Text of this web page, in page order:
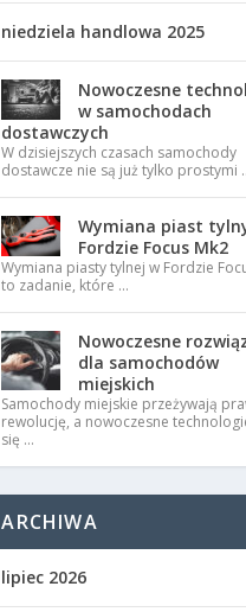
niedziela handlowa 2025
Nowoczesne
w samochodach
dostawczych
W dzisiejszych czasach samochody
dostawcze nie są już tylko prostymi
Wymiana piast
Fordzie Focus Mk2
Wymiana piasty tylnej w Fordzie
to zadanie, które …
Nowoczesne
dla samochodów
miejskich
Samochody miejskie przeżywają
rewolucję, a nowoczesne
się …
ARCHIWA
lipiec 2026